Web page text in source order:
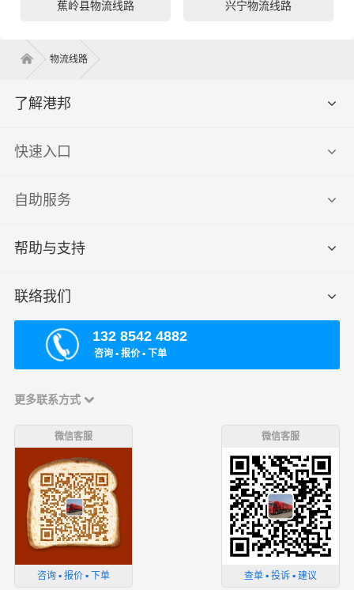
蕉岭县物流线路 兴宁物流线路
物流线路
了解港邦
快速入口
自助服务
帮助与支持
联络我们
132 8542 4882
咨询 ▪ 报价 ▪ 下单
更多联系方式
微信客服
咨询 ▪ 报价 ▪ 下单
微信客服
查单 ▪ 投诉 ▪ 建议